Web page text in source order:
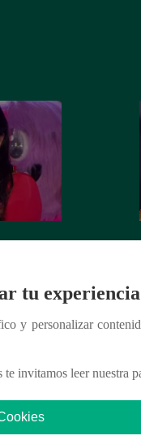
tu
y personalizar
invitamos leer nuestra